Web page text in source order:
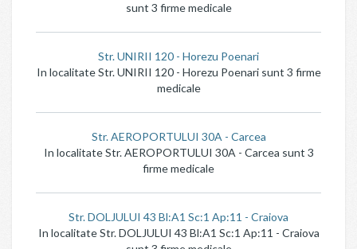
sunt 3 firme medicale
Str. UNIRII 120 - Horezu Poenari
In localitate Str. UNIRII 120 - Horezu Poenari sunt 3 firme
medicale
Str. AEROPORTULUI 30A - Carcea
In localitate Str. AEROPORTULUI 30A - Carcea sunt 3
firme medicale
Str. DOLJULUI 43 Bl:A1 Sc:1 Ap:11 - Craiova
In localitate Str. DOLJULUI 43 Bl:A1 Sc:1 Ap:11 - Craiova